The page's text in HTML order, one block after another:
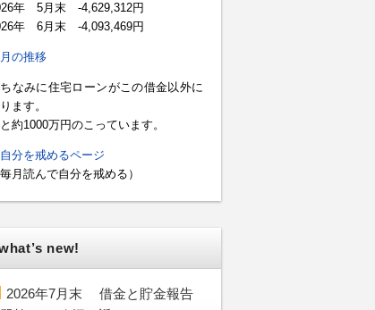
年 5月末 -4,629,312円
年 6月末 -4,093,469円
の推移
なみに住宅ローンがこの借金以外に
ます。
約1000万円のこっています。
自分を戒めるページ
毎月読んで自分を戒める）
new!
2026年7月末 借金と貯金報告